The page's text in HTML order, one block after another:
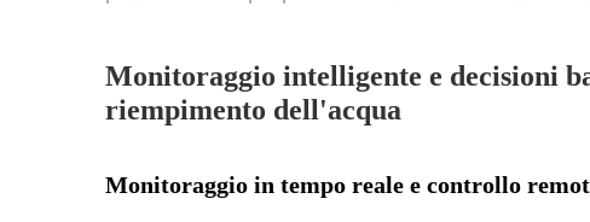
Monitoraggio intelligente e decisioni
riempimento dell'acqua
Monitoraggio in tempo reale e controllo